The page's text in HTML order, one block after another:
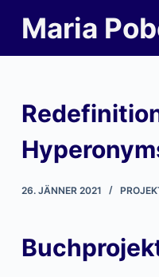
S
i
o
c
n
Maria
26. JÄNNER 2021